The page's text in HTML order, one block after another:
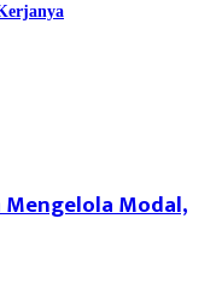
Mengelola Modal,